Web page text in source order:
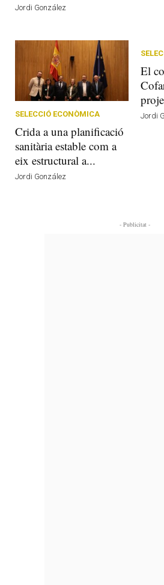
Jordi González
SELECCIÓ ECONÒMICA
Crida a una planificació
sanitària estable com a
eix estructural a...
Jordi González
El
Jordi
- Publicitat -